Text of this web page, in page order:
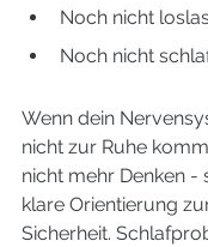
Noch nicht
Noch nicht
Wenn dein
nicht zur Ruhe
nicht mehr Denken -
klare Orientierung
Sicherheit.